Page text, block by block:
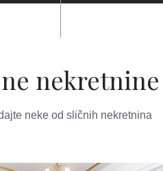
nekretnine
neke od sličnih nekretnina